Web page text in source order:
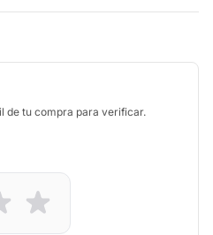
de tu compra para verificar.